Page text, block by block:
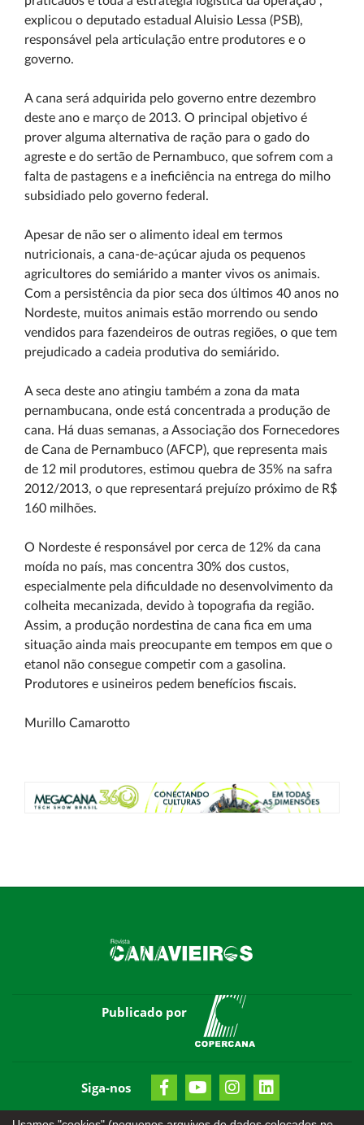
explicou o deputado estadual Aluisio Lessa (PSB),
responsável pela articulação entre produtores e o
governo.
A cana será adquirida pelo governo entre dezembro
deste ano e março de 2013. O principal objetivo é
prover alguma alternativa de ração para o gado do
agreste e do sertão de Pernambuco, que sofrem com a
falta de pastagens e a ineficiência na entrega do milho
subsidiado pelo governo federal.
Apesar de não ser o alimento ideal em termos
nutricionais, a cana-de-açúcar ajuda os pequenos
agricultores do semiárido a manter vivos os animais.
Com a persistência da pior seca dos últimos 40 anos no
Nordeste, muitos animais estão morrendo ou sendo
vendidos para fazendeiros de outras regiões, o que tem
prejudicado a cadeia produtiva do semiárido.
A seca deste ano atingiu também a zona da mata
pernambucana, onde está concentrada a produção de
cana. Há duas semanas, a Associação dos Fornecedores
de Cana de Pernambuco (AFCP), que representa mais
de 12 mil produtores, estimou quebra de 35% na safra
2012/2013, o que representará prejuízo próximo de R$
160 milhões.
O Nordeste é responsável por cerca de 12% da cana
moída no país, mas concentra 30% dos custos,
especialmente pela dificuldade no desenvolvimento da
colheita mecanizada, devido à topografia da região.
Assim, a produção nordestina de cana fica em uma
situação ainda mais preocupante em tempos em que o
etanol não consegue competir com a gasolina.
Produtores e usineiros pedem benefícios fiscais.
Murillo Camarotto
Publicado por
Siga-nos